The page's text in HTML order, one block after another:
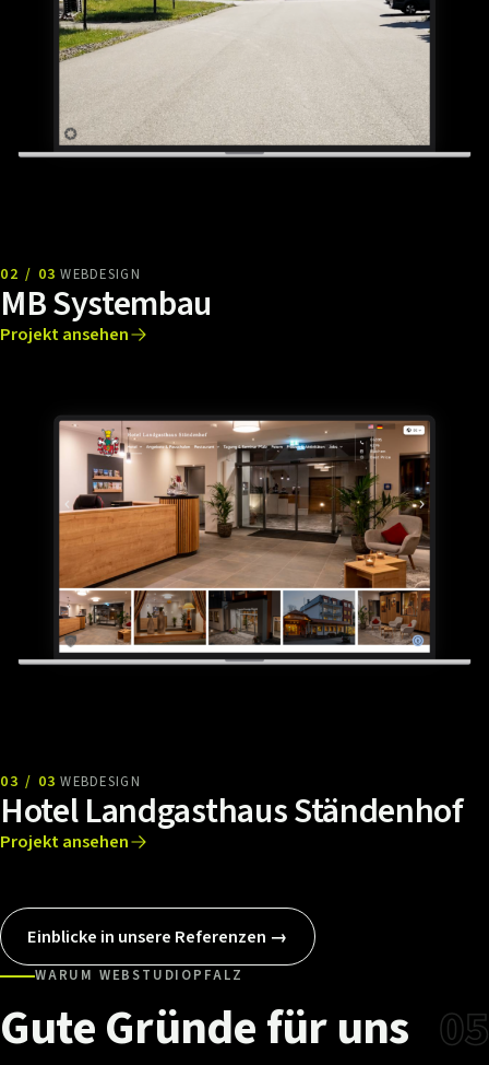
02 / 03 WEBDESIGN
MB Systembau
Projekt ansehen
03 / 03 WEBDESIGN
Hotel Landgasthaus Ständenhof
Projekt ansehen
Einblicke in unsere Referenzen →
WARUM WEBSTUDIOPFALZ
GuteGründefüruns 05